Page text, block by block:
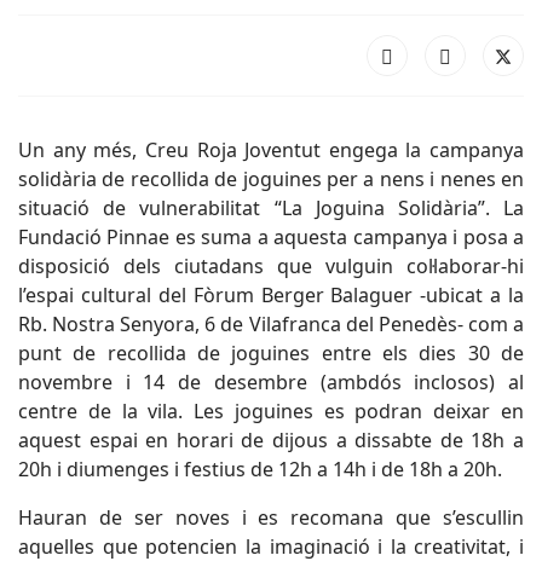
Un any més, Creu Roja Joventut engega la campanya
solidària de recollida de joguines per a nens i nenes en
situació de vulnerabilitat “La Joguina Solidària”. La
Fundació Pinnae es suma a aquesta campanya i posa a
disposició dels ciutadans que vulguin col·laborar-hi
l’espai cultural del Fòrum Berger Balaguer -ubicat a la
Rb. Nostra Senyora, 6 de Vilafranca del Penedès- com a
punt de recollida de joguines entre els dies 30 de
novembre i 14 de desembre (ambdós inclosos) al
centre de la vila. Les joguines es podran deixar en
aquest espai en horari de dijous a dissabte de 18h a
20h i diumenges i festius de 12h a 14h i de 18h a 20h.
Hauran de ser noves i es recomana que s’escullin
aquelles que potencien la imaginació i la creativitat, i